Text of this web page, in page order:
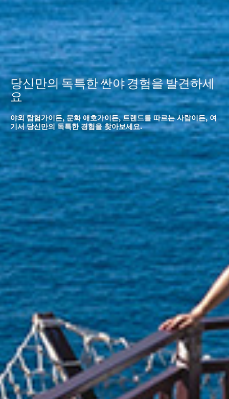
당신만의 독특한 싼야 경험을 발견하세
요
야외 탐험가이든, 문화 애호가이든, 트렌드를 따르는 사람이든, 여
기서 당신만의 독특한 경험을 찾아보세요.